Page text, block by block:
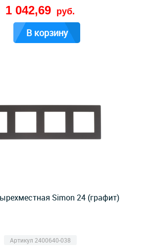
1 042,69 руб.
В корзину
Simon 24 (графит)
Артикул 2400640-038